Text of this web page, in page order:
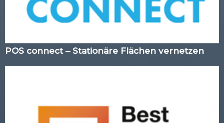
POS connect – Stationäre Flächen vernetzen